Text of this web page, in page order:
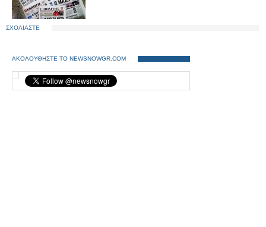
ΣΧΟΛΙΑΣΤΕ
ΑΚΟΛΟΥΘΗΣΤΕ ΤΟ NEWSNOWGR.COM